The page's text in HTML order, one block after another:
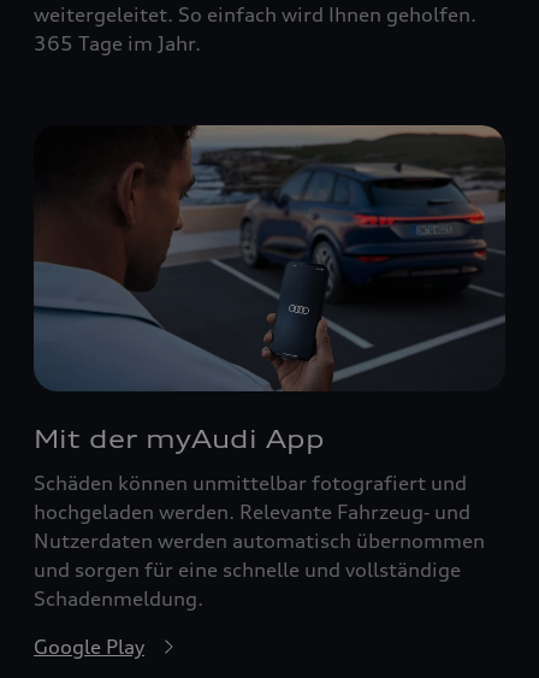
weitergeleitet. So einfach wird Ihnen geholfen.
365 Tage im Jahr.
Mit der myAudi App
Schäden können unmittelbar fotografiert und
hochgeladen werden. Relevante Fahrzeug‑ und
Nutzerdaten werden automatisch übernommen
und sorgen für eine schnelle und vollständige
Schadenmeldung.
Google Play